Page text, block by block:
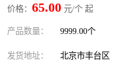
价格： 65.00 元/个 起
产品数量： 9999.00个
发货地址： 北京市丰台区